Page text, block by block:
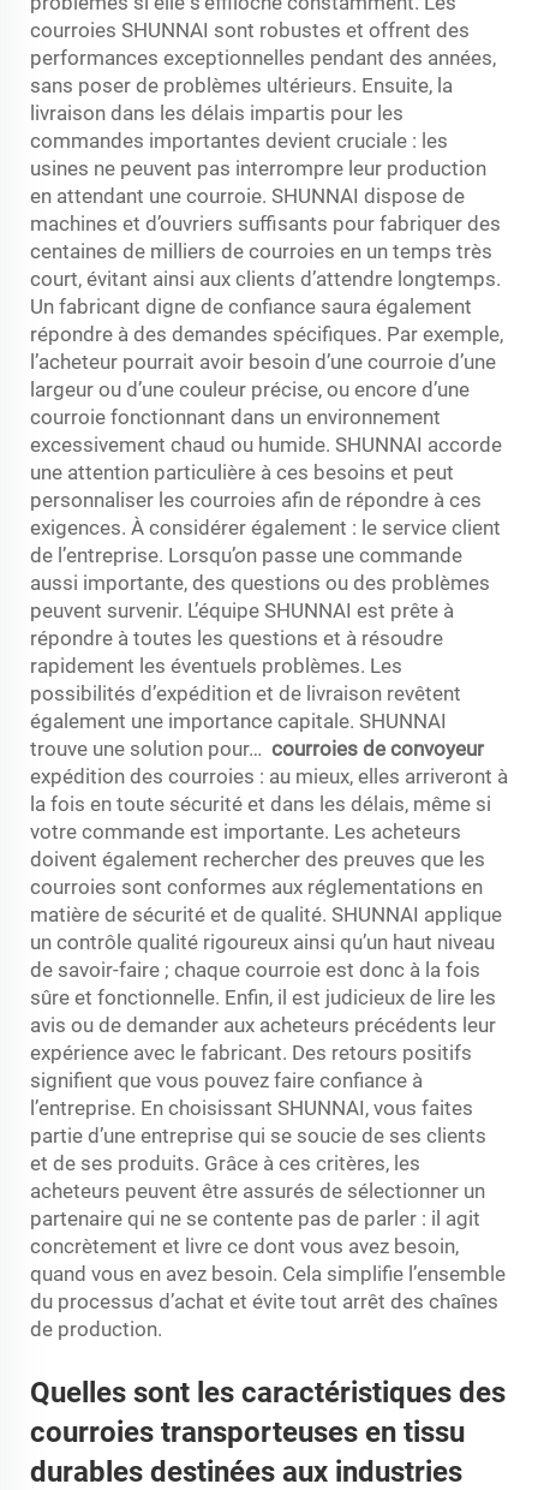
courroies SHUNNAI sont robustes et offrent des
performances exceptionnelles pendant des années,
sans poser de problèmes ultérieurs. Ensuite, la
livraison dans les délais impartis pour les
commandes importantes devient cruciale : les
usines ne peuvent pas interrompre leur production
en attendant une courroie. SHUNNAI dispose de
machines et d’ouvriers suffisants pour fabriquer des
centaines de milliers de courroies en un temps très
court, évitant ainsi aux clients d’attendre longtemps.
Un fabricant digne de confiance saura également
répondre à des demandes spécifiques. Par exemple,
l’acheteur pourrait avoir besoin d’une courroie d’une
largeur ou d’une couleur précise, ou encore d’une
courroie fonctionnant dans un environnement
excessivement chaud ou humide. SHUNNAI accorde
une attention particulière à ces besoins et peut
personnaliser les courroies afin de répondre à ces
exigences. À considérer également : le service client
de l’entreprise. Lorsqu’on passe une commande
aussi importante, des questions ou des problèmes
peuvent survenir. L’équipe SHUNNAI est prête à
répondre à toutes les questions et à résoudre
rapidement les éventuels problèmes. Les
possibilités d’expédition et de livraison revêtent
également une importance capitale. SHUNNAI
trouve une solution pour… courroies de convoyeur
expédition des courroies : au mieux, elles arriveront à
la fois en toute sécurité et dans les délais, même si
votre commande est importante. Les acheteurs
doivent également rechercher des preuves que les
courroies sont conformes aux réglementations en
matière de sécurité et de qualité. SHUNNAI applique
un contrôle qualité rigoureux ainsi qu’un haut niveau
de savoir-faire ; chaque courroie est donc à la fois
sûre et fonctionnelle. Enfin, il est judicieux de lire les
avis ou de demander aux acheteurs précédents leur
expérience avec le fabricant. Des retours positifs
signifient que vous pouvez faire confiance à
l’entreprise. En choisissant SHUNNAI, vous faites
partie d’une entreprise qui se soucie de ses clients
et de ses produits. Grâce à ces critères, les
acheteurs peuvent être assurés de sélectionner un
partenaire qui ne se contente pas de parler : il agit
concrètement et livre ce dont vous avez besoin,
quand vous en avez besoin. Cela simplifie l’ensemble
du processus d’achat et évite tout arrêt des chaînes
de production.
Quelles sont les caractéristiques des
courroies transporteuses en tissu
durables destinées aux industries